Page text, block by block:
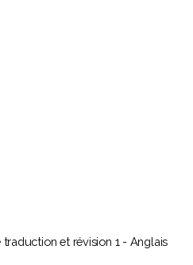
traduction et révision 1 - Anglais